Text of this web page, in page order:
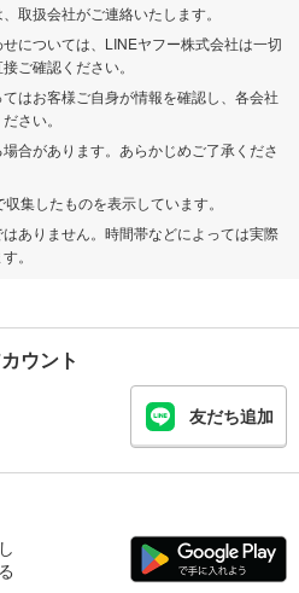
取扱会社がご連絡いたします。
については、LINEヤフー株式会社は一切
ご確認ください。
はお客様ご自身が情報を確認し、各会社
さい。
合があります。あらかじめご了承くださ
集したものを表示しています。
ありません。時間帯などによっては実際
。
ウント
友だち追加